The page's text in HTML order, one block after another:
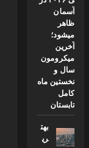
آسمان
ظاهر
میشود؛
آخرین
میکرومون
سال و
نخستین ماه
کامل
تابستان
بهت
ری